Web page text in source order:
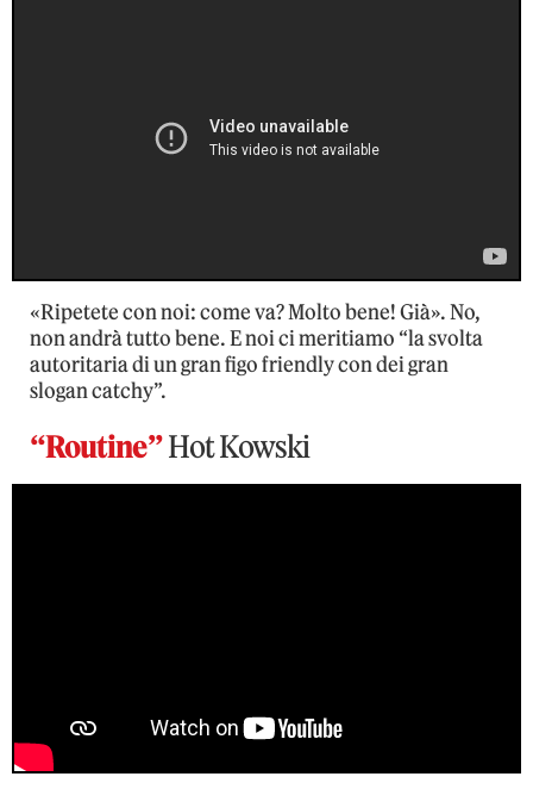
«Ripetete con noi: come va? Molto bene! Già». No,
non andrà tutto bene. E noi ci meritiamo “la svolta
autoritaria di un gran figo friendly con dei gran
slogan catchy”.
“Routine”Hot Kowski